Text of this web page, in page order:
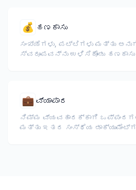
💰 ಹಣಕಾಸು
ಸಂಖ್ಯೆಗಳು, ಪಟ್ಟಿಗಳು ಮತ್ತು
ಸ್ವರೂಪವನ್ನು ಉಳಿಸಿಕೊಂಡು
💼 ವ್ಯಾಪಾರ
ನಿಮ್ಮ ವ್ಯವಹಾರಕ್ಕಾಗಿ
ಮತ್ತು ಇತರ ಸಂಸ್ಥೆಯ